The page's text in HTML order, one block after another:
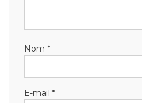
Nom *
E-mail *